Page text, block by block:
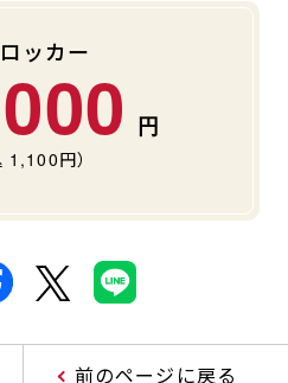
ッカー
1,100円）
前のページに戻る